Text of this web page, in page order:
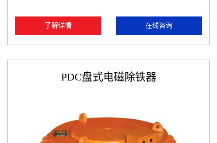
了解详情 在线咨询
PDC盘式电磁除铁器